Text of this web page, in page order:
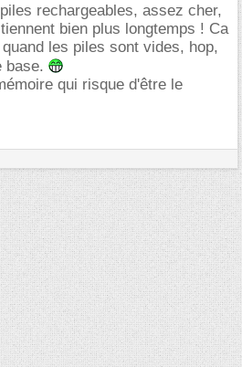
rechargeables, assez cher,
bien plus longtemps ! Ca
les piles sont vides, hop,
base.
qui risque d'être le